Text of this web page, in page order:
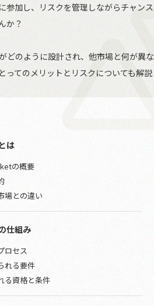
参加し、リスクを管理しながらチャンス
か？
どのように設計され、他市場と何が異な
ってのメリットとリスクについても解説
は
の概要
場との違い
仕組み
ロセス
れる要件
る資格と条件